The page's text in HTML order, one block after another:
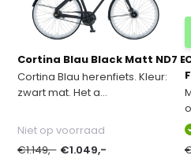
Cortina Blau Black Matt ND7
Cortina Blau herenfiets. Kleur:
zwart mat. Het a...
Niet op voorraad
€1.149,- €1.049,-